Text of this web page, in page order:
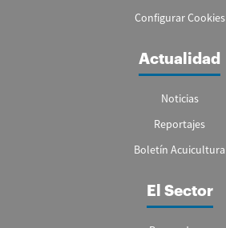
Configurar Cookies
Actualidad
Noticias
Reportajes
Boletín Acuicultura
El Sector